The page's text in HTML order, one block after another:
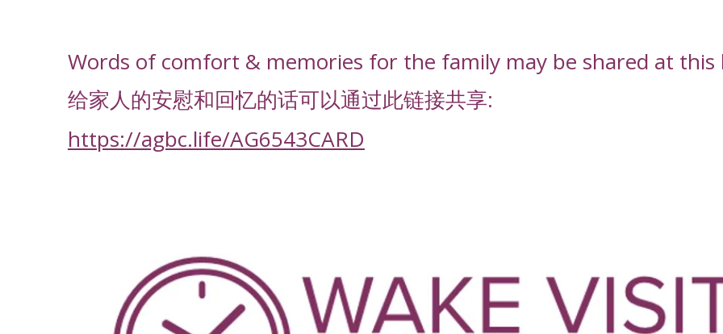
Words of comfort & memories for the family may be shared at this
给家人的安慰和回忆的话可以通过此链接共享:
https://agbc.life/AG6543CARD